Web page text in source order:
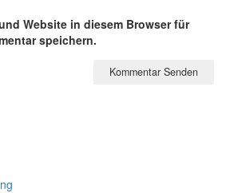
Website in diesem Browser für
speichern.